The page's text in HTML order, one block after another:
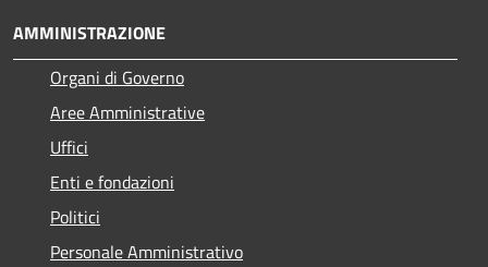
AMMINISTRAZIONE
Organi di Governo
Aree Amministrative
Uffici
Enti e fondazioni
Politici
Personale Amministrativo